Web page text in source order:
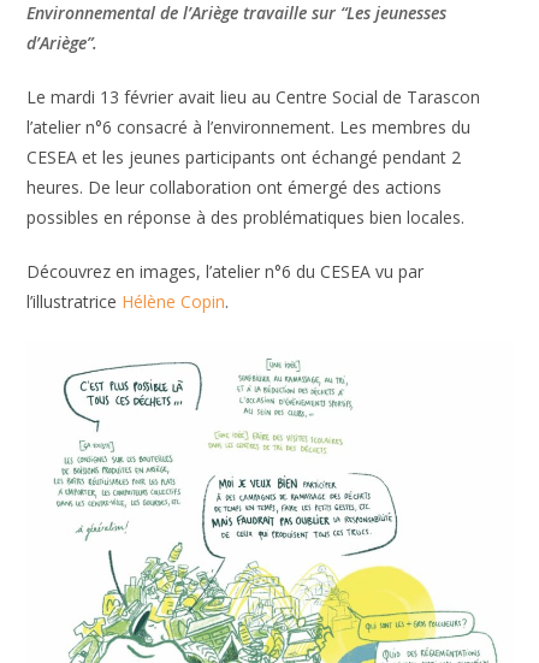
Environnemental de l’Ariège travaille sur “Les jeunesses
d’Ariège”.
Le mardi 13 février avait lieu au Centre Social de Tarascon
l’atelier n°6 consacré à l’environnement. Les membres du
CESEA et les jeunes participants ont échangé pendant 2
heures. De leur collaboration ont émergé des actions
possibles en réponse à des problématiques bien locales.
Découvrez en images, l’atelier n°6 du CESEA vu par
l’illustratrice Hélène Copin.